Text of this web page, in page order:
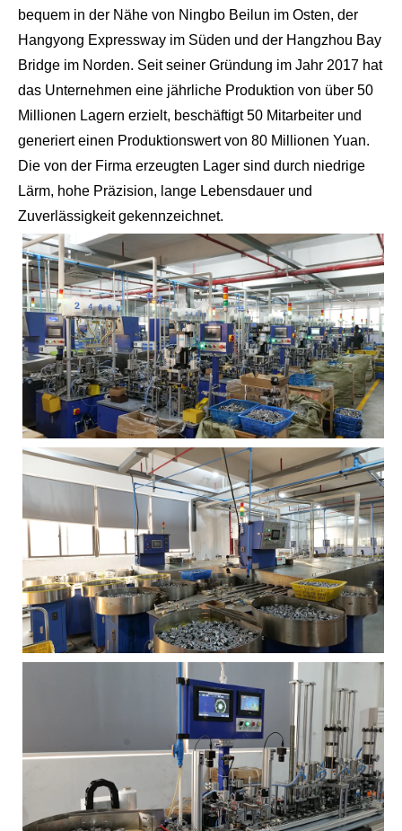
bequem in der Nähe von Ningbo Beilun im Osten, der
Hangyong Expressway im Süden und der Hangzhou Bay
Bridge im Norden. Seit seiner Gründung im Jahr 2017 hat
das Unternehmen eine jährliche Produktion von über 50
Millionen Lagern erzielt, beschäftigt 50 Mitarbeiter und
generiert einen Produktionswert von 80 Millionen Yuan.
Die von der Firma erzeugten Lager sind durch niedrige
Lärm, hohe Präzision, lange Lebensdauer und
Zuverlässigkeit gekennzeichnet.